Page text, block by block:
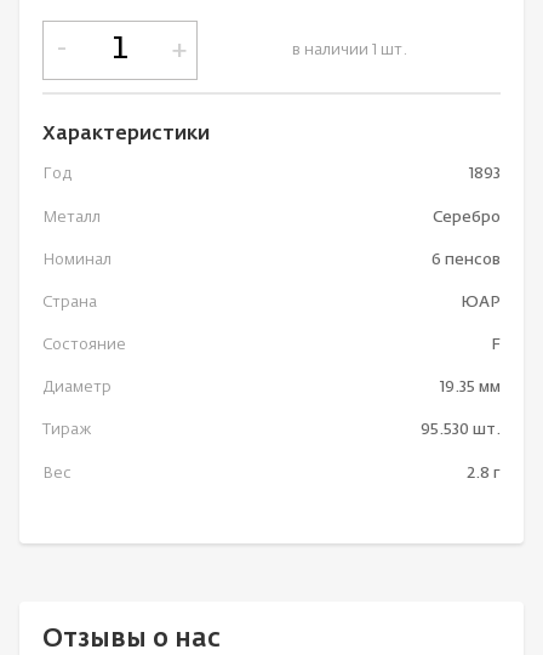
в наличии 1 шт.
- +
Характеристики
Год 1893
Металл Серебро
Номинал 6 пенсов
Страна ЮАР
Состояние F
Диаметр 19.35 мм
Тираж 95.530 шт.
Вес 2.8 г
Отзывы о нас